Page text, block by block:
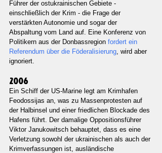
Führer der ostukrainischen Gebiete -
einschließlich der Krim - die Frage der
verstärkten Autonomie und sogar der
Abspaltung vom Land auf. Eine Konferenz von
Politikern aus der Donbassregion fordert ein
Referendum über die Föderalisierung, wird aber
ignoriert.
2006
Ein Schiff der US-Marine legt am Krimhafen
Feodossijas an, was zu Massenprotesten auf
der Halbinsel und einer friedlichen Blockade des
Hafens führt. Der damalige Oppositionsführer
Viktor Janukowitsch behauptet, dass es eine
Verletzung sowohl der ukrainischen als auch der
Krimverfassungen ist, ausländische